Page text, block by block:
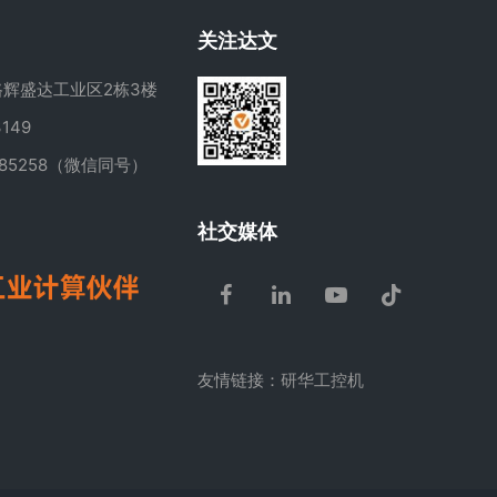
盛达工业区2栋3楼
（微信同号）
关注达文
社交媒体
Facebook
LinkedInYoutubeTiktok
友情链接： 研华工控机